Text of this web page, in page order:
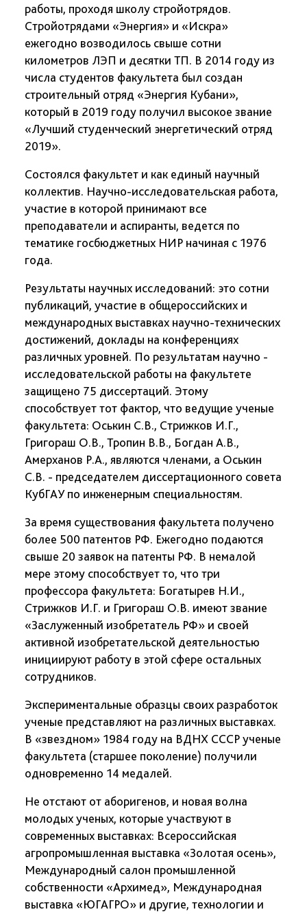
работы, проходя школу стройотрядов.
Стройотрядами «Энергия» и «Искра»
ежегодно возводилось свыше сотни
километров ЛЭП и десятки ТП. В 2014 году из
числа студентов факультета был создан
строительный отряд «Энергия Кубани»,
который в 2019 году получил высокое звание
«Лучший студенческий энергетический отряд
2019».
Состоялся факультет и как единый научный
коллектив. Научно-исследовательская работа,
участие в которой принимают все
преподаватели и аспиранты, ведется по
тематике госбюджетных НИР начиная с 1976
года.
Результаты научных исследований: это сотни
публикаций, участие в общероссийских и
международных выставках научно-технических
достижений, доклады на конференциях
различных уровней. По результатам научно -
исследовательской работы на факультете
защищено 75 диссертаций. Этому
способствует тот фактор, что ведущие ученые
факультета: Оськин С.В., Стрижков И.Г.,
Григораш О.В., Тропин В.В., Богдан А.В.,
Амерханов Р.А., являются членами, а Оськин
С.В. - председателем диссертационного совета
КубГАУ по инженерным специальностям.
За время существования факультета получено
более 500 патентов РФ. Ежегодно подаются
свыше 20 заявок на патенты РФ. В немалой
мере этому способствует то, что три
профессора факультета: Богатырев Н.И.,
Стрижков И.Г. и Григораш О.В. имеют звание
«Заслуженный изобретатель РФ» и своей
активной изобретательской деятельностью
инициируют работу в этой сфере остальных
сотрудников.
Экспериментальные образцы своих разработок
ученые представляют на различных выставках.
В «звездном» 1984 году на ВДНХ СССР ученые
факультета (старшее поколение) получили
одновременно 14 медалей.
Не отстают от аборигенов, и новая волна
молодых ученых, которые участвуют в
современных выставках: Всероссийская
агропромышленная выставка «Золотая осень»,
Международный салон промышленной
собственности «Архимед», Международная
выставка «ЮГАГРО» и другие, технологии и